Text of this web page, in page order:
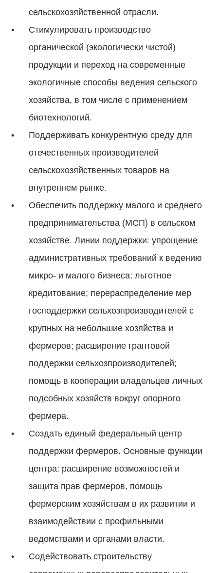
сельскохозяйственной отрасли.
Стимулировать производство
органической (экологически чистой)
продукции и переход на современные
экологичные способы ведения сельского
хозяйства, в том числе с применением
биотехнологий.
Поддерживать конкурентную среду для
отечественных производителей
сельскохозяйственных товаров на
внутреннем рынке.
Обеспечить поддержку малого и среднего
предпринимательства (МСП) в сельском
хозяйстве. Линии поддержки: упрощение
административных требований к ведению
микро- и малого бизнеса; льготное
кредитование; перераспределение мер
господдержки сельхозпроизводителей с
крупных на небольшие хозяйства и
фермеров; расширение грантовой
поддержки сельхозпроизводителей;
помощь в кооперации владельцев личных
подсобных хозяйств вокруг опорного
фермера.
Создать единый федеральный центр
поддержки фермеров. Основные функции
центра: расширение возможностей и
защита прав фермеров, помощь
фермерским хозяйствам в их развитии и
взаимодействии с профильными
ведомствами и органами власти.
Содействовать строительству